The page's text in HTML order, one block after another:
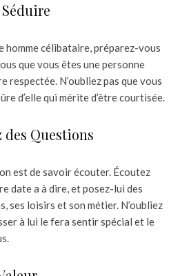
célibataire, préparez-vous
que vous êtes une personne
respectée. N’oubliez pas que vous
d’elle qui mérite d’être courtisée.
des Questions
est de savoir écouter. Écoutez
date a à dire, et posez-lui des
ses loisirs et son métier. N’oubliez
à lui le fera sentir spécial et le